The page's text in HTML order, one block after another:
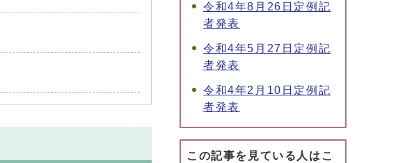
令和4年8月26日定例記
者発表
令和4年5月27日定例記
者発表
令和4年2月10日定例記
者発表
この記事を見ている人はこ